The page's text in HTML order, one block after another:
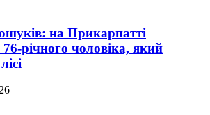
на Прикарпатті
річного чоловіка, який